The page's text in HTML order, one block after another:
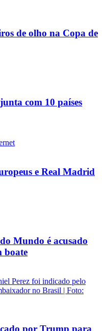
de olho na Copa de
com 10 países
e Real Madrid
Mundo é acusado
boate
por Trump para